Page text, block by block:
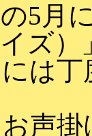
5月
ズ
は
声掛